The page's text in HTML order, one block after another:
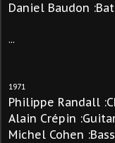
Daniel Baudon
...
1971
Philippe Randall
Alain Crépin
Michel Cohen